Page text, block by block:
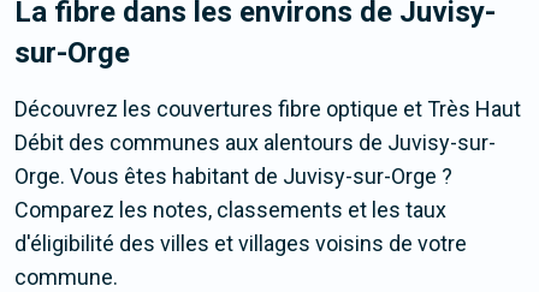
La fibre dans les environs de Juvisy-
sur-Orge
Découvrez les couvertures fibre optique et Très Haut
Débit des communes aux alentours de Juvisy-sur-
Orge. Vous êtes habitant de Juvisy-sur-Orge ?
Comparez les notes, classements et les taux
d'éligibilité des villes et villages voisins de votre
commune.